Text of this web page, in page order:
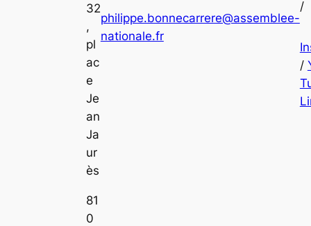
32
,
pl
ac
e
Je
an
Ja
ur
ès
81
0
philippe.bonnecarrere@assemblee-
nationale.fr
/
/